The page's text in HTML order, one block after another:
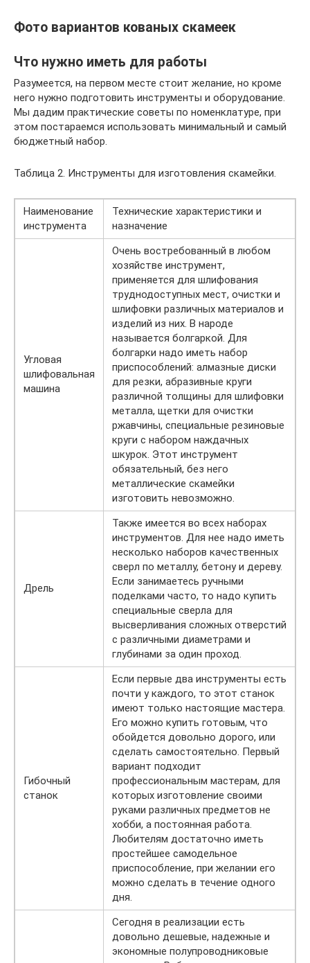
Фото вариантов кованых скамеек
Что нужно иметь для работы
Разумеется, на первом месте стоит желание, но кроме
него нужно подготовить инструменты и оборудование.
Мы дадим практические советы по номенклатуре, при
этом постараемся использовать минимальный и самый
бюджетный набор.
Таблица 2. Инструменты для изготовления скамейки.
Наименование
инструмента
Технические характеристики и
назначение
Угловая
шлифовальная
машина
Очень востребованный в любом
хозяйстве инструмент,
применяется для шлифования
труднодоступных мест, очистки и
шлифовки различных материалов и
изделий из них. В народе
называется болгаркой. Для
болгарки надо иметь набор
приспособлений: алмазные диски
для резки, абразивные круги
различной толщины для шлифовки
металла, щетки для очистки
ржавчины, специальные резиновые
круги с набором наждачных
шкурок. Этот инструмент
обязательный, без него
металлические скамейки
изготовить невозможно.
Дрель
Также имеется во всех наборах
инструментов. Для нее надо иметь
несколько наборов качественных
сверл по металлу, бетону и дереву.
Если занимаетесь ручными
поделками часто, то надо купить
специальные сверла для
высверливания сложных отверстий
с различными диаметрами и
глубинами за один проход.
Гибочный
станок
Если первые два инструменты есть
почти у каждого, то этот станок
имеют только настоящие мастера.
Его можно купить готовым, что
обойдется довольно дорого, или
сделать самостоятельно. Первый
вариант подходит
профессиональным мастерам, для
которых изготовление своими
руками различных предметов не
хобби, а постоянная работа.
Любителям достаточно иметь
простейшее самодельное
приспособление, при желании его
можно сделать в течение одного
дня.
Сегодня в реализации есть
довольно дешевые, надежные и
экономные полупроводниковые